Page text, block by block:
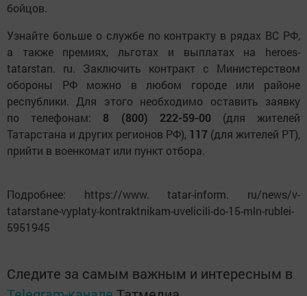
бойцов.
Узнайте больше о службе по контракту в рядах ВС РФ,
а также премиях, льготах и выплатах на heroes-
tatarstan. ru. Заключить контракт с Министерством
обороны РФ можно в любом городе или районе
республики. Для этого необходимо оставить заявку
по телефонам: 8 (800) 222-59-00(для жителей
Татарстана и других регионов РФ), 117 (для жителей РТ),
прийти в военкомат или пункт отбора.
Подробнее: https://www. tatar-inform. ru/news/v-
tatarstane-vyplaty-kontraktnikam-uvelicili-do-15-mln-rublei-
5951945
Следите за самым важным и интересным в